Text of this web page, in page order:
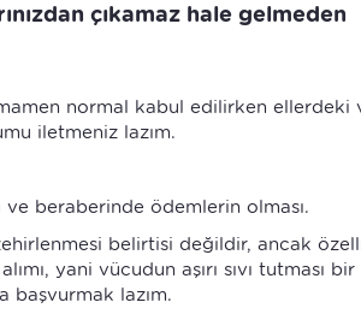
çıkamaz hale gelmeden
normal kabul edilirken ellerdeki
iletmeniz lazım.
beraberinde ödemlerin olması.
belirtisi değildir, ancak
yani vücudun aşırı sıvı tutması bir
lazım.